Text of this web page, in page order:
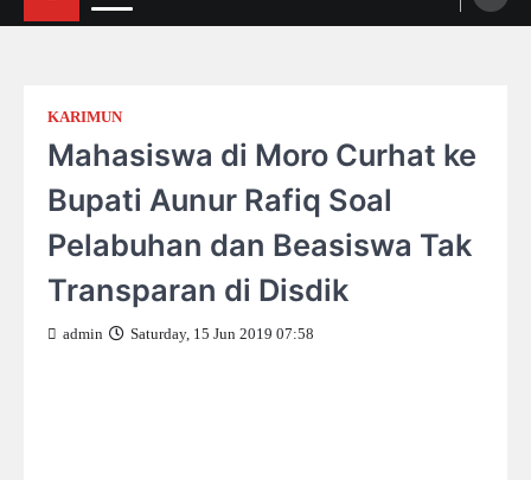
KARIMUN
Mahasiswa di Moro Curhat ke
Bupati Aunur Rafiq Soal
Pelabuhan dan Beasiswa Tak
Transparan di Disdik
admin Saturday, 15 Jun 2019 07:58